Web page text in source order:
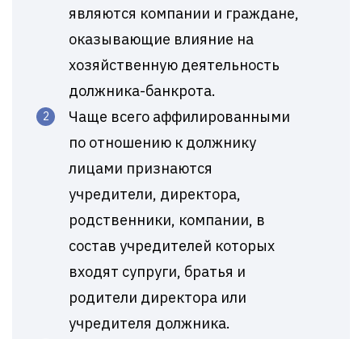
являются компании и граждане,
оказывающие влияние на
хозяйственную деятельность
должника-банкрота.
Чаще всего аффилированными
по отношению к должнику
лицами признаются
учредители, директора,
родственники, компании, в
состав учредителей которых
входят супруги, братья и
родители директора или
учредителя должника.